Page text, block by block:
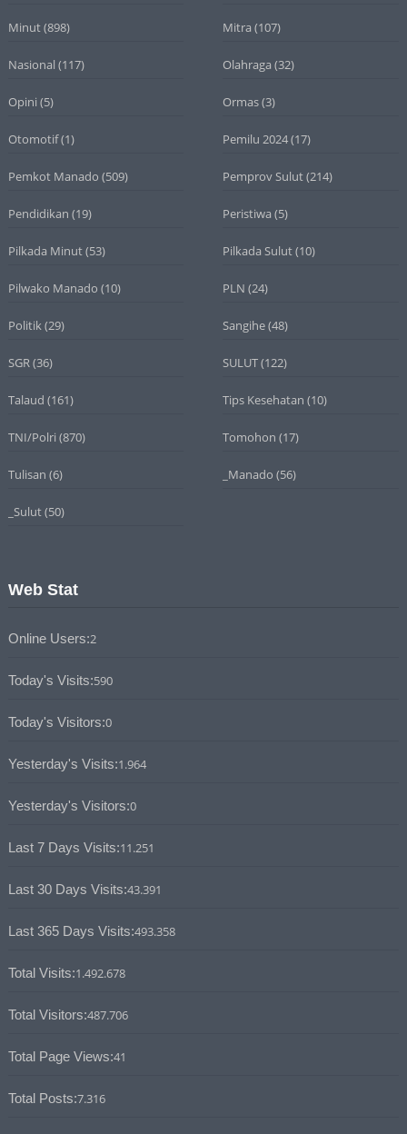
Minut(898) Mitra (107)
Nasional (117) Olahraga (32)
Opini (5) Ormas(3)
Otomotif(1) Pemilu 2024(17)
Pemkot Manado (509) Pemprov Sulut(214)
Pendidikan (19) Peristiwa (5)
Pilkada Minut(53) Pilkada Sulut(10)
Pilwako Manado (10) PLN (24)
Politik(29) Sangihe(48)
SGR(36) SULUT(122)
Talaud (161) Tips Kesehatan (10)
TNI/Polri (870) Tomohon (17)
Tulisan (6) _Manado (56)
_Sulut(50)
Web Stat
Online Users:2
Today's Visits:590
Today's Visitors:0
Yesterday's Visits:1.964
Yesterday's Visitors:0
Last 7 Days Visits:11.251
Last 30 Days Visits:43.391
Last 365 Days Visits:493.358
Total Visits:1.492.678
Total Visitors:487.706
Total Page Views:41
Total Posts:7.316